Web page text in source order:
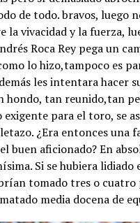
de todo. bravos, luego
la vivacidad y la fuerza,
Roca Rey pega un
lo hizo,tampoco es
les intentara hacer
hondo, tan reunido,tan
para el toro, se
¿Era entonces una
buen aficionado? En
Si se hubiera lidiado
tomado tres o cuatro
media docena de